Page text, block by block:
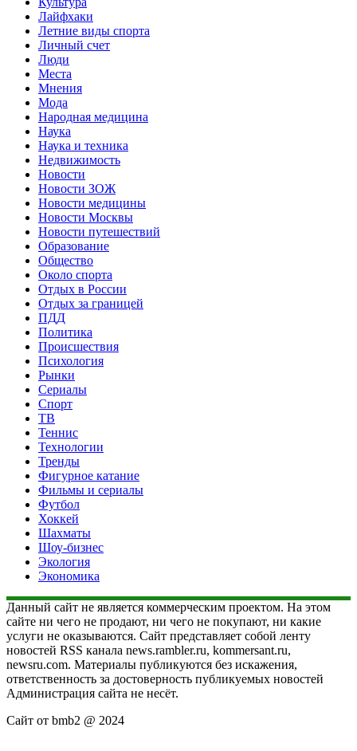
Лайфхаки
Летние виды спорта
Личный счет
Люди
Места
Мнения
Мода
Народная медицина
Наука
Наука и техника
Недвижимость
Новости
Новости ЗОЖ
Новости медицины
Новости Москвы
Новости путешествий
Образование
Общество
Около спорта
Отдых в России
Отдых за границей
ПДД
Политика
Происшествия
Психология
Рынки
Сериалы
Спорт
ТВ
Теннис
Технологии
Тренды
Фигурное катание
Фильмы и сериалы
Футбол
Хоккей
Шахматы
Шоу-бизнес
Экология
Экономика
Данный сайт не является коммерческим проектом. На этом
сайте ни чего не продают, ни чего не покупают, ни какие
услуги не оказываются. Сайт представляет собой ленту
новостей RSS канала news.rambler.ru, kommersant.ru,
newsru.com. Материалы публикуются без искажения,
ответственность за достоверность публикуемых новостей
Администрация сайта не несёт.
Сайт от bmb2 @ 2024